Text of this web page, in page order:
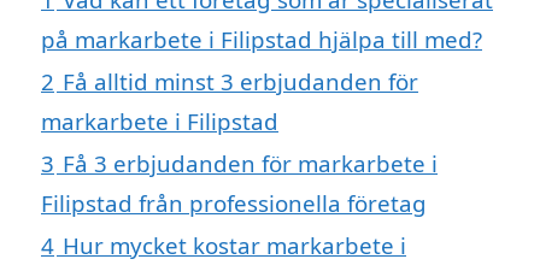
på markarbete i Filipstad hjälpa till med?
2 Få alltid minst 3 erbjudanden för
markarbete i Filipstad
3 Få 3 erbjudanden för markarbete i
Filipstad från professionella företag
4 Hur mycket kostar markarbete i